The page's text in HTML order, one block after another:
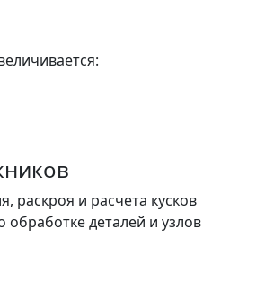
раскроя и расчета кусков
деталей и узлов